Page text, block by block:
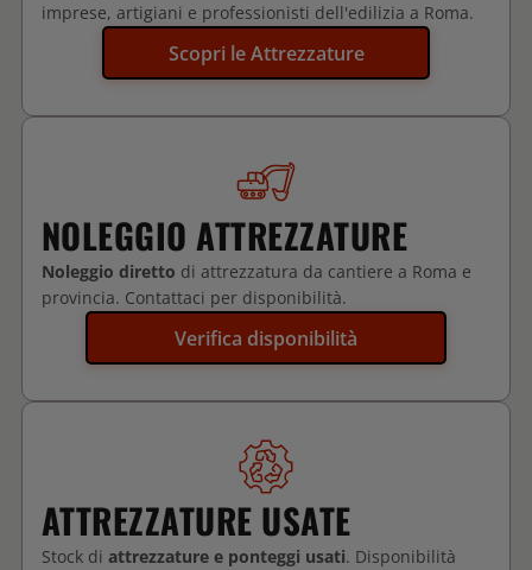
imprese, artigiani e professionisti dell'edilizia a Roma.
Scopri le Attrezzature
NOLEGGIO ATTREZZATURE
Noleggio diretto di attrezzatura da cantiere a Roma e
provincia. Contattaci per disponibilità.
Verifica disponibilità
ATTREZZATURE USATE
Stock di attrezzature e ponteggi usati. Disponibilità